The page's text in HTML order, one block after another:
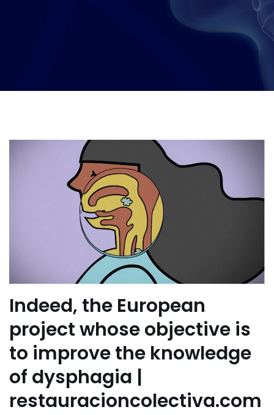
Indeed, the European
project whose objective is
to improve the knowledge
of dysphagia |
restauracioncolectiva.com